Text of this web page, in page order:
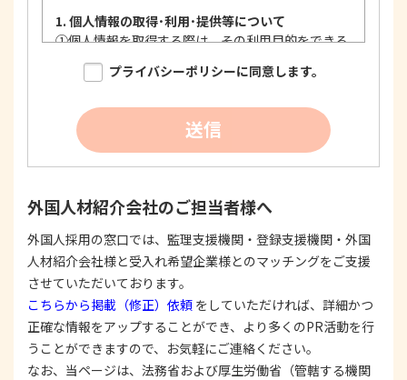
1. 個人情報の取得･利用･提供等について
①個人情報を取得する際は、その利用目的をできる
限り明確に特定し、その目的達成に必要な限度に
おいて適法かつ公正な手段を用い、同意を得て取
個人情報を利用する際は、本人に明示、通知、ま
たは公表した利用目的の範囲内に限定し、それに
反する目的外利用を行なわないための措置を講じ
する際は、本人が同意を与えた利用目的の範囲内
で、適法にこれを行います。
2. 安全対策の実施について
個人情報の正確性およびその利用の安全性を確保す
るため、情報セキュリティ対策を始めとする安全措
置を構築し、個人情報への不正アクセス、個人情報
の漏洩、滅失または毀損等の的確な防止とセキュリ
ティの是正に努めます。
プライバシーポリシーに同意します。
送信
外国人材紹介会社のご担当者様へ
外国人採用の窓口では、監理支援機関・登録支援機関・外国
人材紹介会社様と受入れ希望企業様とのマッチングをご支援
させていただいております。
こちらから掲載（修正）依頼 をしていただければ、詳細かつ
正確な情報をアップすることができ、より多くのPR活動を行
うことができますので、お気軽にご連絡ください。
なお、当ページは、法務省および厚生労働省（管轄する機関